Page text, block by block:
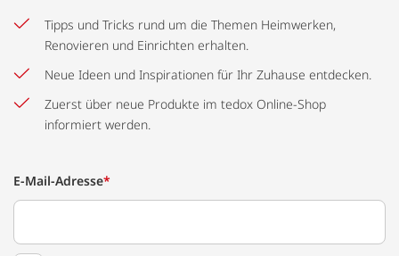
Tipps und Tricks rund um die Themen Heimwerken,
Renovieren und Einrichten erhalten.
Neue Ideen und Inspirationen für Ihr Zuhause entdecken.
Zuerst über neue Produkte im tedox Online-Shop
informiert werden.
E-Mail-Adresse*